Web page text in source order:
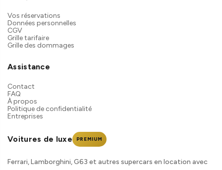
Vos réservations
Données personnelles
CGV
Grille tarifaire
Grille des dommages
Assistance
Contact
FAQ
À propos
Politique de confidentialité
Entreprises
Voitures de luxe PREMIUM
Ferrari, Lamborghini, G63 et autres supercars en location avec